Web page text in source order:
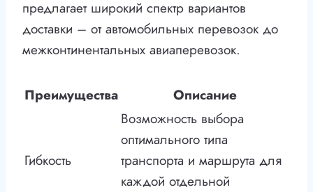
предлагает широкий спектр вариантов
доставки – от автомобильных перевозок до
межконтинентальных авиаперевозок.
Преимущества Описание
Гибкость
Возможность выбора
оптимального типа
транспорта и маршрута для
каждой отдельной